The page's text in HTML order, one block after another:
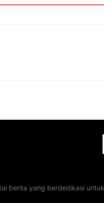
berita yang berdedikasi